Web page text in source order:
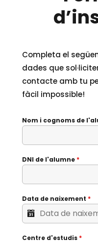
Completa el
dades que
contacte amb tu
fàcil impossible!
Nom i cognoms de
DNI de l'alumne *
Data de naixement *
Centre d'estudis *